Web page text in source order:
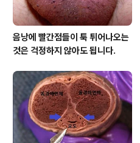
음낭에 빨간점들이 툭 튀어나오는
것은 걱정하지 않아도 됩니다.